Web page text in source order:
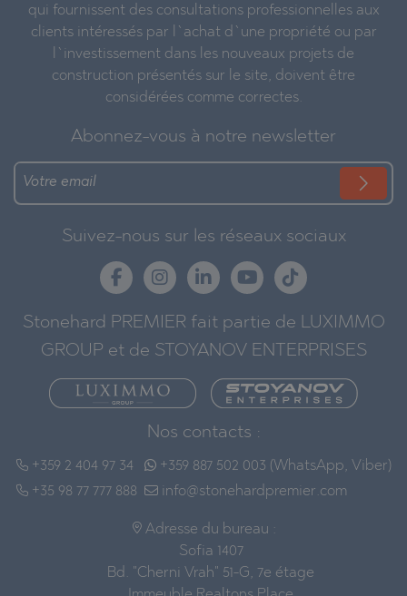
qui fournissent des consultations professionnelles aux
clients intéressés par l`achat d`une propriété ou par
l`investissement dans les nouveaux projets de
construction présentés sur le site, doivent être
considérées comme correctes.
Abonnez-vous à notre newsletter
Suivez-nous sur les réseaux sociaux
Stonehard PREMIER fait partie de LUXIMMO
GROUP et de STOYANOV ENTERPRISES
Nos contacts :
+359 2 404 97 34
+35 98 77 777 888
+359 887 502 003 (WhatsApp, Viber)
info@stonehardpremier.com
Adresse du bureau :
Sofia 1407
Bd. "Cherni Vrah" 51-G, 7e étage